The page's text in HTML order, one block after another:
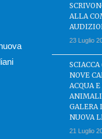
ALLA
23 Luglio
SCIACCA
NOVE
ACQUA
GALERA
NUOVA
21 Luglio